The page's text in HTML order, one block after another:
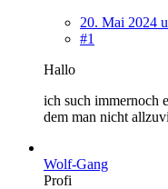
20. Mai 2024
#1
Hallo
ich such immernoch
dem man nicht
Wolf-Gang
Profi